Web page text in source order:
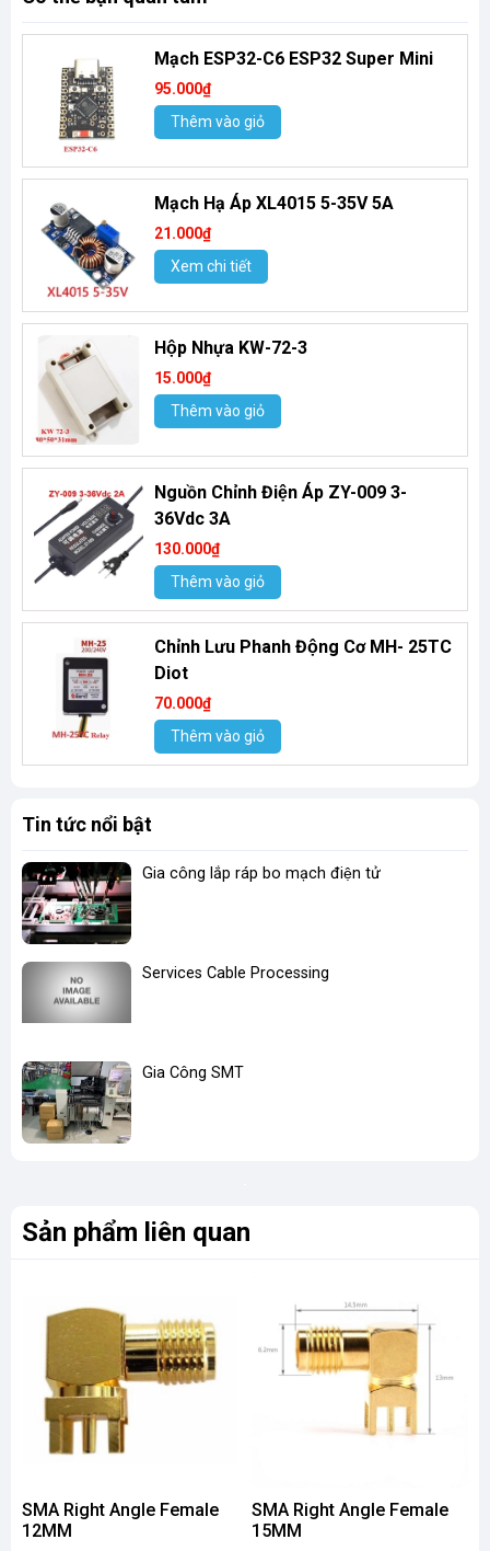
Mạch ESP32-C6 ESP32 Super Mini
95.000₫
Thêm vào giỏ
Mạch Hạ Áp XL4015 5-35V 5A
21.000₫
Xem chi tiết
Hộp Nhựa KW-72-3
15.000₫
Thêm vào giỏ
Nguồn Chỉnh Điện Áp ZY-009 3-
36Vdc 3A
130.000₫
Thêm vào giỏ
Chỉnh Lưu Phanh Động Cơ MH- 25TC
Diot
70.000₫
Thêm vào giỏ
Tin tức nổi bật
Gia công lắp ráp bo mạch điện tử
Services Cable Processing
Gia Công SMT
Sản phẩm liên quan
SMA Right Angle Female
12MM
SMA Right Angle Female
15MM